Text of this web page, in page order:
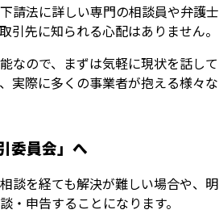
請法に詳しい専門の相談員や弁護
引先に知られる心配はありません。
なので、まずは気軽に現状を話し
実際に多くの事業者が抱える様々
委員会」へ
談を経ても解決が難しい場合や
・申告することになります。